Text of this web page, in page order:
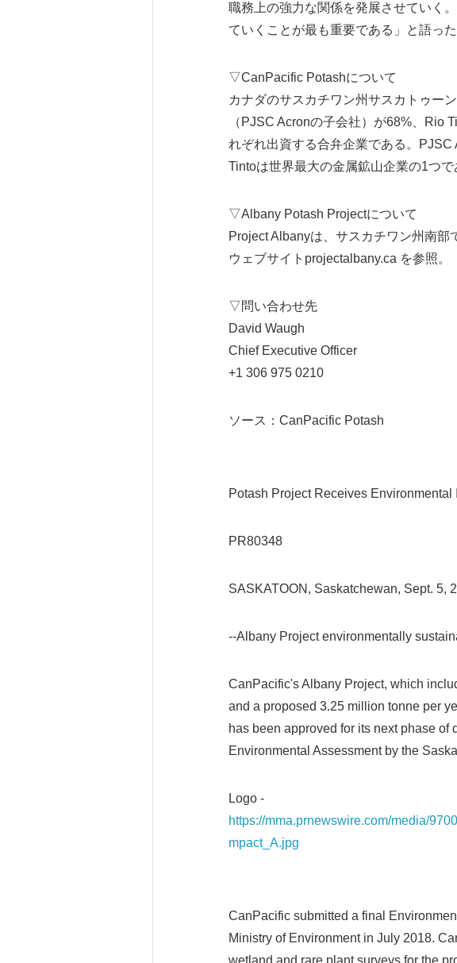
職務上の強力な関係を発展させていく
ていくことが最も重要である」と語った
▽CanPacific Potashについて
カナダのサスカチワン州サスカトゥー
（PJSC Acronの子会社）が68%、Rio
れぞれ出資する合弁企業である。
Tintoは世界最大の金属鉱山企業の1つ
▽Albany Potash Projectについて
Project Albanyは、サスカチワン州南
ウェブサイトprojectalbany.ca を参照。
▽問い合わせ先
David Waugh
Chief Executive Officer
+1 306 975 0210
ソース：CanPacific Potash
Potash Project Receives Environmental
PR80348
SASKATOON, Saskatchewan, Sept. 5,
--Albany Project environmentally
CanPacific's Albany Project, which
and a proposed 3.25 million tonne per
has been approved for its next phase
Environmental Assessment by the
Logo -
https://mma.prnewswire.com/media/
mpact_A.jpg
CanPacific submitted a final
Ministry of Environment in July 2018.
wetland and rare plant surveys for the
English